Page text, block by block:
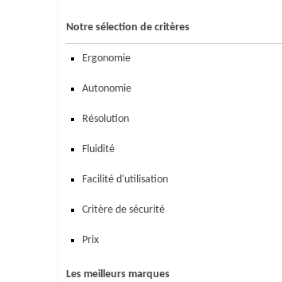
Notre sélection de critères
Ergonomie
Autonomie
Résolution
Fluidité
Facilité d'utilisation
Critère de sécurité
Prix
Les meilleurs marques